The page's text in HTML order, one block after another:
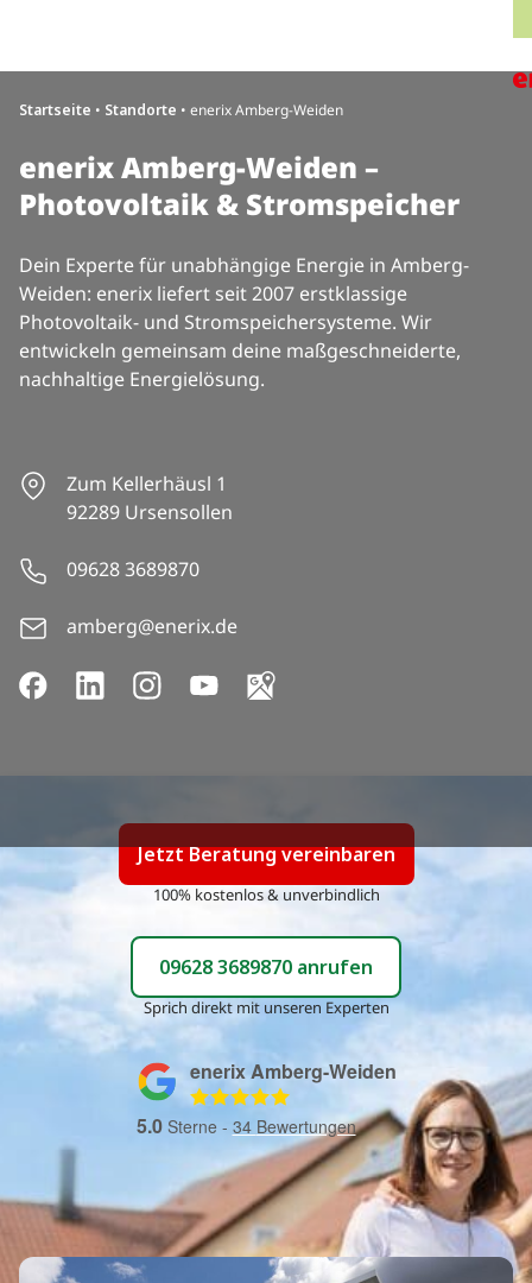
Startseite • Standorte • enerix Amberg-Weiden
enerix Amberg-Weiden –
Photovoltaik & Stromspeicher
Dein Experte für unabhängige Energie in Amberg-
Weiden: enerix liefert seit 2007 erstklassige
Photovoltaik- und Stromspeichersysteme. Wir
entwickeln gemeinsam deine maßgeschneiderte,
nachhaltige Energielösung.
Zum Kellerhäusl 1
92289 Ursensollen
09628 3689870
amberg@enerix.de
JetztBeratung vereinbaren
100% kostenlos & unverbindlich
09628 3689870 anrufen
Sprich direkt mit unseren Experten
enerix Amberg-Weiden
5.0Sterne - 34 Bewertungen